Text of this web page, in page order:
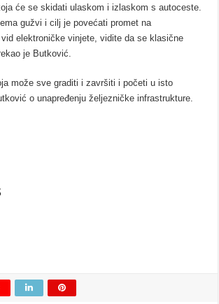
će se skidati ulaskom i izlaskom s autoceste.
gužvi i cilj je povećati promet na
elektroničke vinjete, vidite da se klasične
je Butković.
može sve graditi i završiti i početi u isto
o unapređenju željezničke infrastrukture.